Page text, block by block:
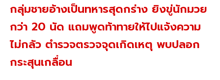
กลุ่มชายอ้างเป็นทหารสุดกร่าง ยิงขู่นักมวย
กว่า 20 นัด แถมพูดท้าทายให้ไปแจ้งความ
ไม่กลัว ตำรวจตรวจจุดเกิดเหตุ พบปลอก
กระสุนเกลื่อน